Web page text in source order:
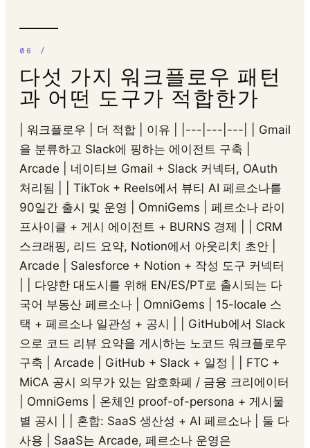
다섯 가지 워크플로우 패턴
과 어떤 도구가 적합한가
| 워크플로우 | 더 적합 | 이유 | |---|---|---| | Gmail
을 분류하고 Slack에 핑하는 에이전트 구축 |
Arcade | 네이티브 Gmail + Slack 커넥터, OAuth
처리됨 | | TikTok + Reels에서 뷰티 AI 페르소나를
90일간 출시 및 운영 | OmniGems | 페르소나 라이
프사이클 + 게시 에이전트 + BURNS 경제 | | CRM
스크래핑, 리드 요약, Notion에서 아웃리치 초안 |
Arcade | Salesforce + Notion + 작성 도구 커넥터
| | 다양한 대도시를 위해 EN/ES/PT로 출시되는 다
국어 부동산 페르소나 | OmniGems | 15-locale 스
택 + 페르소나 일관성 + 공시 | | GitHub에서 Slack
으로 코드 리뷰 요약을 게시하는 노코드 워크플로우
구축 | Arcade | GitHub + Slack + 일정 | | FTC +
MiCA 공시 의무가 있는 암호화폐 / 금융 크리에이터
| OmniGems | 온체인 proof-of-persona + 게시물
별 공시 | | 혼합: SaaS 생산성 + AI 페르소나 | 둘 다
사용 | SaaS는 Arcade, 페르소나 운영은